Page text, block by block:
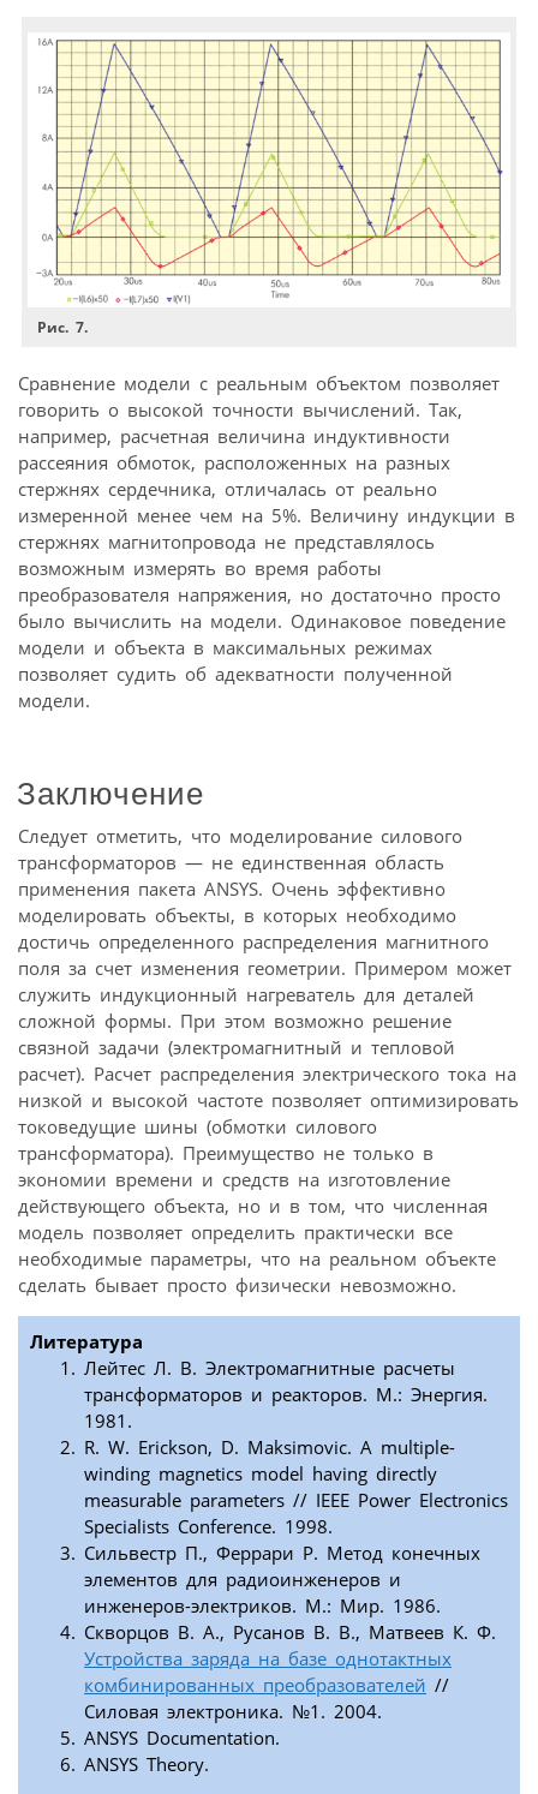
Рис. 7.
Сравнение модели с реальным объектом позволяет
говорить о высокой точности вычислений. Так,
например, расчетная величина индуктивности
рассеяния обмоток, расположенных на разных
стержнях сердечника, отличалась от реально
измеренной менее чем на 5%. Величину индукции в
стержнях магнитопровода не представлялось
возможным измерять во время работы
преобразователя напряжения, но достаточно просто
было вычислить на модели. Одинаковое поведение
модели и объекта в максимальных режимах
позволяет судить об адекватности полученной
модели.
Заключение
Следует отметить, что моделирование силового
трансформаторов — не единственная область
применения пакета ANSYS. Очень эффективно
моделировать объекты, в которых необходимо
достичь определенного распределения магнитного
поля за счет изменения геометрии. Примером может
служить индукционный нагреватель для деталей
сложной формы. При этом возможно решение
связной задачи (электромагнитный и тепловой
расчет). Расчет распределения электрического тока на
низкой и высокой частоте позволяет оптимизировать
токоведущие шины (обмотки силового
трансформатора). Преимущество не только в
экономии времени и средств на изготовление
действующего объекта, но и в том, что численная
модель позволяет определить практически все
необходимые параметры, что на реальном объекте
сделать бывает просто физически невозможно.
Литература
Лейтес Л. В. Электромагнитные расчеты
трансформаторов и реакторов. М.: Энергия.
1981.
R. W. Erickson, D. Maksimovic. A multiple-
winding magnetics model having directly
measurable parameters // IEEE Power Electronics
Specialists Conference. 1998.
Сильвестр П., Феррари Р. Метод конечных
элементов для радиоинженеров и
инженеров-электриков. М.: Мир. 1986.
Скворцов В. А., Русанов В. В., Матвеев К. Ф.
Устройства заряда на базе однотактных
комбинированных преобразователей //
Силовая электроника. №1. 2004.
ANSYS Documentation.
ANSYS Theory.